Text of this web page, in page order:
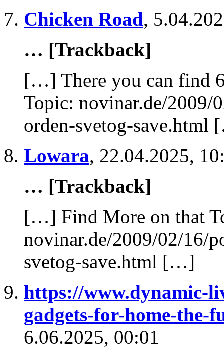
Chicken Road,
… [Trackback]
[…] There you can find
Topic: novinar.de/2009/
orden-svetog-
Lowara, 22.04.2025,
… [Trackback]
[…] Find More on that
novinar.de/2009/02/16/
svetog-save.html […]
https://www.dynamic-
gadgets-for-home-the-
6.06.2025, 00:01